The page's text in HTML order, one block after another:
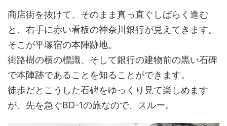
商店街を抜けて、そのまま真っ直ぐしばらく進む
と、右手に赤い看板の神奈川銀行が見えてきます。
そこが平塚宿の本陣跡地。
街路樹の横の標識、そして銀行の建物前の黒い石碑
で本陣跡であることを知ることができます。
徒歩だとこうした石碑をゆっくり見て楽しめます
が、先を急ぐBD-1の旅なので、スルー。